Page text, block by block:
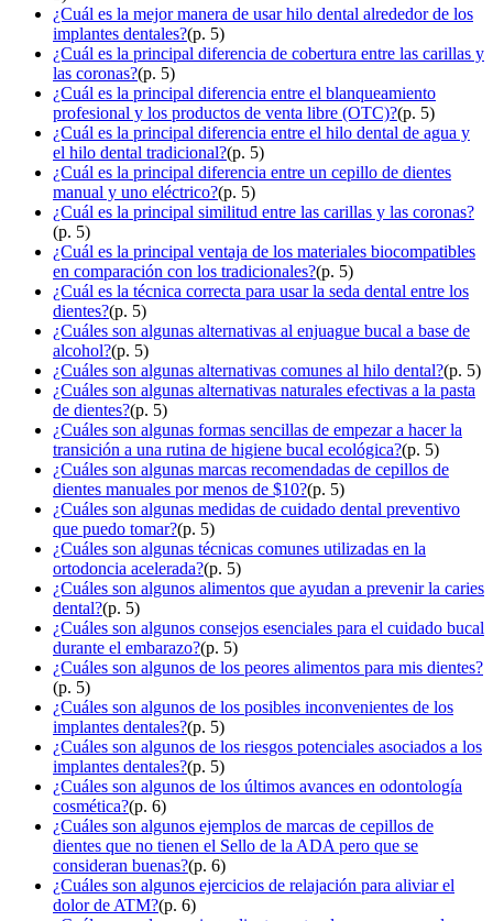
¿Cuál es la mejor manera de usar hilo dental alrededor de los
implantes dentales?(p. 5)
¿Cuál es la principal diferencia de cobertura entre las carillas y
las coronas?(p. 5)
¿Cuál es la principal diferencia entre el blanqueamiento
profesional y los productos de venta libre (OTC)?(p. 5)
¿Cuál es la principal diferencia entre el hilo dental de agua y
el hilo dental tradicional?(p. 5)
¿Cuál es la principal diferencia entre un cepillo de dientes
manual y uno eléctrico?(p. 5)
¿Cuál es la principal similitud entre las carillas y las coronas?
(p. 5)
¿Cuál es la principal ventaja de los materiales biocompatibles
en comparación con los tradicionales?(p. 5)
¿Cuál es la técnica correcta para usar la seda dental entre los
dientes?(p. 5)
¿Cuáles son algunas alternativas al enjuague bucal a base de
alcohol?(p. 5)
¿Cuáles son algunas alternativas comunes al hilo dental?(p. 5)
¿Cuáles son algunas alternativas naturales efectivas a la pasta
de dientes?(p. 5)
¿Cuáles son algunas formas sencillas de empezar a hacer la
transición a una rutina de higiene bucal ecológica?(p. 5)
¿Cuáles son algunas marcas recomendadas de cepillos de
dientes manuales por menos de $10?(p. 5)
¿Cuáles son algunas medidas de cuidado dental preventivo
que puedo tomar?(p. 5)
¿Cuáles son algunas técnicas comunes utilizadas en la
ortodoncia acelerada?(p. 5)
¿Cuáles son algunos alimentos que ayudan a prevenir la caries
dental?(p. 5)
¿Cuáles son algunos consejos esenciales para el cuidado bucal
durante el embarazo?(p. 5)
¿Cuáles son algunos de los peores alimentos para mis dientes?
(p. 5)
¿Cuáles son algunos de los posibles inconvenientes de los
implantes dentales?(p. 5)
¿Cuáles son algunos de los riesgos potenciales asociados a los
implantes dentales?(p. 5)
¿Cuáles son algunos de los últimos avances en odontología
cosmética?(p. 6)
¿Cuáles son algunos ejemplos de marcas de cepillos de
dientes que no tienen el Sello de la ADA pero que se
consideran buenas?(p. 6)
¿Cuáles son algunos ejercicios de relajación para aliviar el
dolor de ATM?(p. 6)